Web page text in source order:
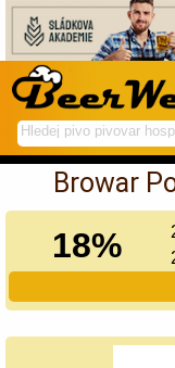
hledej
na
BeerWeb
spustí
hledání
Browar
18%